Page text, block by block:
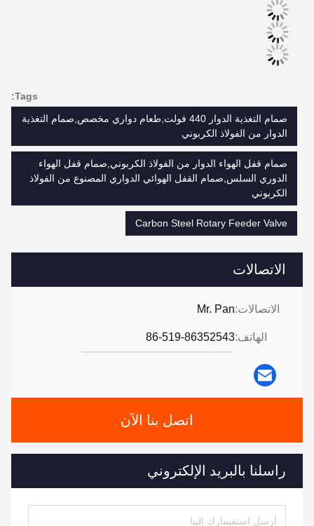
الاتصالات
الاتصالات:Mr. Pan
الهاتف:86-519-86352543
اتصل بنا الآن
راسلنا بالبريد الإلكتروني
Tags:
صمام التغذية الدوار 440 فولت,طعام دواري مخصص,صمام التغذية
الدوار من الفولاذ الكربوني
صمام قفل الهواء الدوار من الفولاذ الكربوني,صمام قفل الهواء
الدوري السلس,صمام القفل الهوائي الدواري المصنوع من الفولاذ
الكربوني
Carbon Steel Rotary Feeder Valve